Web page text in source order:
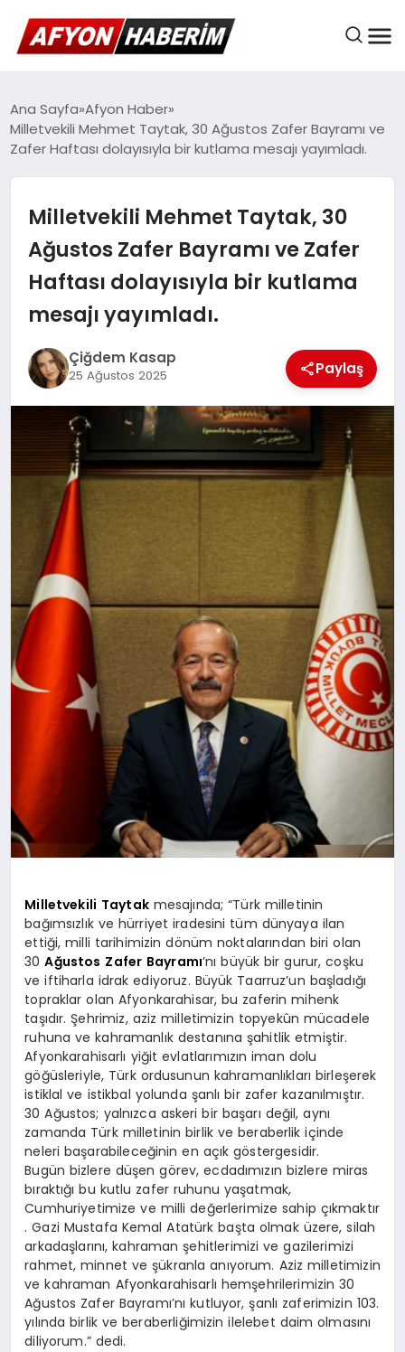
AFYON HABER
GÜNDEM
BELEDIYELER
EKONOMI
DÜNYA
MAGAZIN
SAĞLIK
TEKNOLOJI
Ana Sayfa Afyon Haber
Milletvekili Mehmet Taytak, 30 Ağustos Zafer Bayramı ve
Zafer Haftası dolayısıyla bir kutlama mesajı yayımladı.
Milletvekili Mehmet Taytak, 30
Ağustos Zafer Bayramı ve Zafer
Haftası dolayısıyla bir kutlama
mesajı yayımladı.
Çiğdem Kasap
25 Ağustos 2025 Paylaş
Milletvekili Taytakmesajında; “Türk milletinin
bağımsızlık ve hürriyet iradesini tüm dünyaya ilan
ettiği, milli tarihimizin dönüm noktalarından biri olan
30Ağustos Zafer Bayramı’nı büyük bir gurur, coşku
ve iftiharla idrak ediyoruz. Büyük Taarruz’un başladığı
topraklar olan Afyonkarahisar, bu zaferin mihenk
taşıdır. Şehrimiz, aziz milletimizin topyekûn mücadele
ruhuna ve kahramanlık destanına şahitlik etmiştir.
Afyonkarahisarlı yiğit evlatlarımızın iman dolu
göğüsleriyle, Türk ordusunun kahramanlıkları birleşerek
istiklal ve istikbal yolunda şanlı bir zafer kazanılmıştır.
30 Ağustos; yalnızca askeri bir başarı değil, aynı
zamanda Türk milletinin birlik ve beraberlik içinde
neleri başarabileceğinin en açık göstergesidir.
Bugün bizlere düşen görev, ecdadımızın bizlere miras
bıraktığı bu kutlu zafer ruhunu yaşatmak,
Cumhuriyetimize ve milli değerlerimize sahip çıkmaktır
. Gazi Mustafa Kemal Atatürk başta olmak üzere, silah
arkadaşlarını, kahraman şehitlerimizi ve gazilerimizi
rahmet, minnet ve şükranla anıyorum. Aziz milletimizin
ve kahraman Afyonkarahisarlı hemşehrilerimizin 30
Ağustos Zafer Bayramı’nı kutluyor, şanlı zaferimizin 103.
yılında birlik ve beraberliğimizin ilelebet daim olmasını
diliyorum.” dedi.